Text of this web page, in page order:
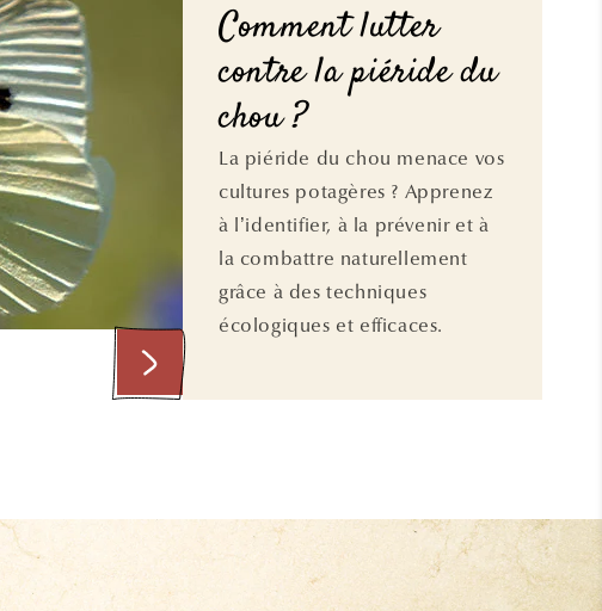
Comment lutter
contre la piéride du
chou ?
La piéride du chou menace vos
cultures potagères ? Apprenez
à l’identifier, à la prévenir et à
la combattre naturellement
grâce à des techniques
écologiques et efficaces.